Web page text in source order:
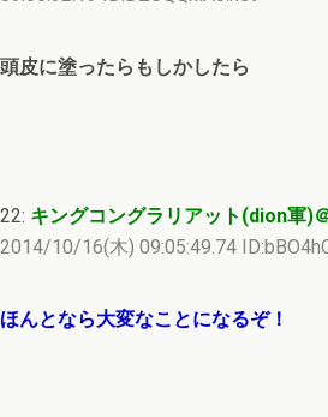
頭皮に塗ったらもしかしたら
22: キングコングラリアット(dion軍)
2014/10/16(木) 09:05:49.74
ほんとなら大変なことになるぞ！